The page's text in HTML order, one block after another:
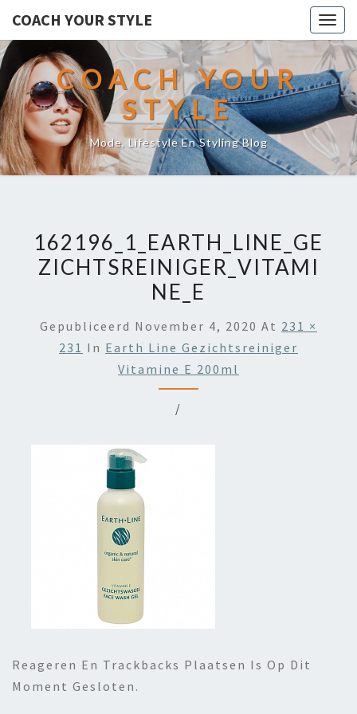
COACH YOUR STYLE
COACH YOUR
STYLE
Mode, Lifestyle En Styling Blog
162196_1_EARTH_LINE_GE
ZICHTSREINIGER_VITAMI
NE_E
Gepubliceerd November 4, 2020 At 231 ×
231 In Earth Line Gezichtsreiniger
Vitamine E 200ml
/
Reageren En Trackbacks Plaatsen Is Op Dit
Moment Gesloten.